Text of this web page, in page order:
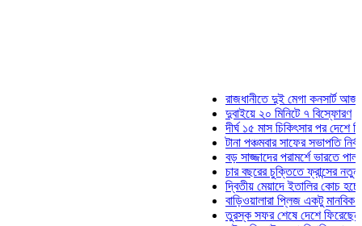
রাজধানীতে দুই মেগা কনসার্ট আজ
দুবাইয়ে ২০ মিনিটে ৭ বিস্ফোরণ
দীর্ঘ ১৫ মাস চিকিৎসার পর দেশে ফিরলেন
টানা পঞ্চমবার সাফের সভাপতি নির্বাচিত
বড় সাজ্জাদের পরামর্শে ভারতে পালাতে
চার বছরের চুক্তিতে ফ্রান্সের নতুন কোচ
দ্বিতীয় মেয়াদে ইতালির কোচ হচ্ছেন
বাড়িওয়ালারা প্লিজ একটু মানবিক হোন:
তুরস্ক সফর শেষে দেশে ফিরেছেন